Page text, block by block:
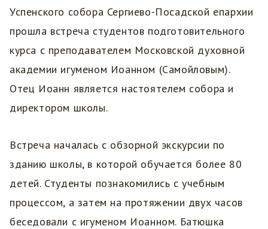
Успенского собора Сергиево-Посадской епархии
прошла встреча студентов подготовительного
курса с преподавателем Московской духовной
академии игуменом Иоанном (Самойловым).
Отец Иоанн является настоятелем собора и
директором школы.
Встреча началась с обзорной экскурсии по
зданию школы, в которой обучается более 80
детей. Студенты познакомились с учебным
процессом, а затем на протяжении двух часов
беседовали с игуменом Иоанном. Батюшка